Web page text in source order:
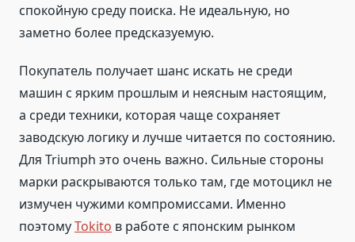
спокойную среду поиска. Не идеальную, но
заметно более предсказуемую.
Покупатель получает шанс искать не среди
машин с ярким прошлым и неясным настоящим,
а среди техники, которая чаще сохраняет
заводскую логику и лучше читается по состоянию.
Для Triumph это очень важно. Сильные стороны
марки раскрываются только там, где мотоцикл не
измучен чужими компромиссами. Именно
поэтомуTokito в работе с японским рынком